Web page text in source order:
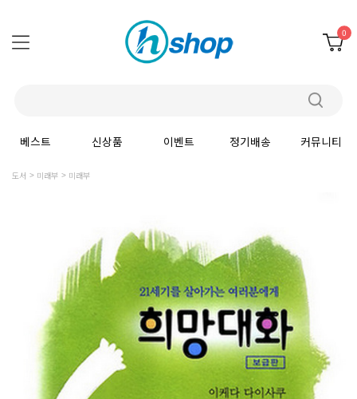
0
베스트 신상품 이벤트 정기배송 커뮤니티
도서 미래부 미래부